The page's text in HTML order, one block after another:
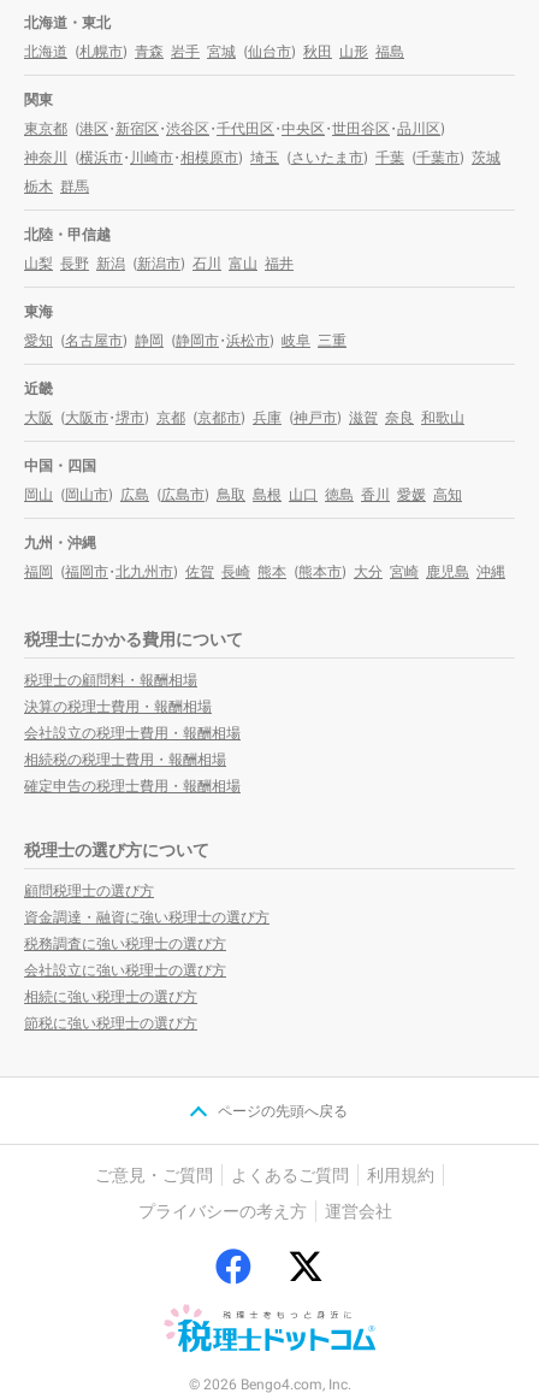
北海道・東北
北海道 (札幌市) 青森 岩手 宮城 (仙台市) 秋田 山形 福島
関東
東京都 (港区・新宿区・渋谷区・千代田区・中央区・世田谷区・品川区)
神奈川
(横浜市・川崎市・相模原市) 埼玉 (さいたま市) 千葉 (千葉市) 茨城
栃木 群馬
北陸・甲信越
山梨 長野 新潟 (新潟市) 石川 富山 福井
東海
愛知 (名古屋市) 静岡 (静岡市・浜松市) 岐阜 三重
近畿
大阪 (大阪市・堺市) 京都 (京都市) 兵庫 (神戸市) 滋賀 奈良 和歌山
中国・四国
岡山 (岡山市) 広島 (広島市) 鳥取 島根 山口 徳島 香川 愛媛 高知
九州・沖縄
福岡 (福岡市・北九州市) 佐賀 長崎 熊本 (熊本市) 大分 宮崎 鹿児島 沖縄
税理士にかかる費用について
税理士の顧問料・報酬相場
決算の税理士費用・報酬相場
会社設立の税理士費用・報酬相場
相続税の税理士費用・報酬相場
確定申告の税理士費用・報酬相場
税理士の選び方について
顧問税理士の選び方
資金調達・融資に強い税理士の選び方
税務調査に強い税理士の選び方
会社設立に強い税理士の選び方
相続に強い税理士の選び方
節税に強い税理士の選び方
ページの先頭へ戻る
ご意見・ご質問 よくあるご質問
利用規約
プライバシーの考え方
運営会社
© 2026 Bengo4.com, Inc.